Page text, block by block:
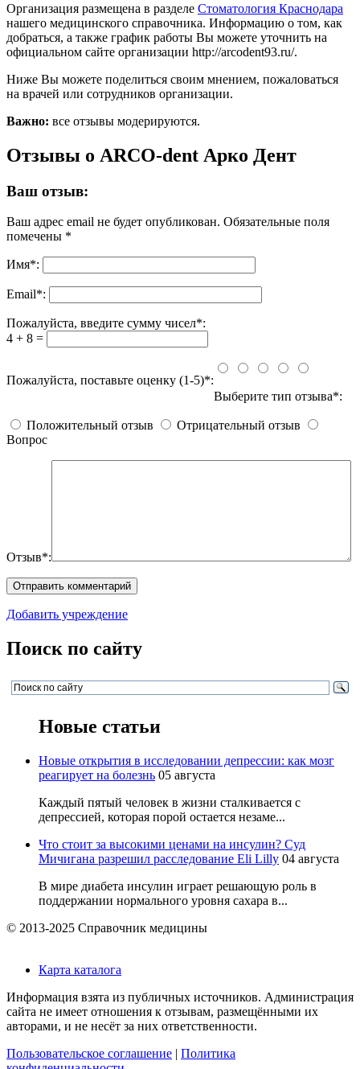
Организация размещена в разделе Стоматология Краснодара
нашего медицинского справочника. Информацию о том, как
добраться, а также график работы Вы можете уточнить на
официальном сайте организации http://arcodent93.ru/.
Ниже Вы можете поделиться своим мнением, пожаловаться
на врачей или сотрудников организации.
Важно: все отзывы модерируются.
Отзывы о ARCO-dent Арко Дент
Ваш отзыв:
Ваш адрес email не будет опубликован. Обязательные поля
помечены *
Имя*:
Email*:
Пожалуйста, введите сумму чисел*:
4 + 8 =
Пожалуйста, поставьте оценку (1-5)*:
Выберите тип отзыва*:
Положительный отзыв
Отрицательный отзыв
Вопрос
Отзыв*:
Добавить учреждение
Поиск по сайту
Новые статьи
Новые открытия в исследовании депрессии: как мозг
реагирует на болезнь 05 августа
Каждый пятый человек в жизни сталкивается с
депрессией, которая порой остается незаме...
Что стоит за высокими ценами на инсулин? Суд
Мичигана разрешил расследование Eli Lilly 04 августа
В мире диабета инсулин играет решающую роль в
поддержании нормального уровня сахара в...
© 2013-2025 Справочник медицины
Карта каталога
Информация взята из публичных источников. Администрация
сайта не имеет отношения к отзывам, размещёнными их
авторами, и не несёт за них ответственности.
Пользовательское соглашение | Политика